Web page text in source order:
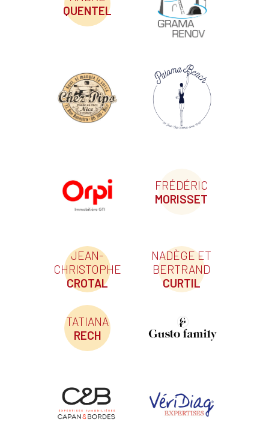
QUENTEL
FRÉDÉRIC
MORISSET
JEAN-
CHRISTOPHE
CROTAL
NADÈGE ET
BERTRAND
CURTIL
TATIANA
RECH